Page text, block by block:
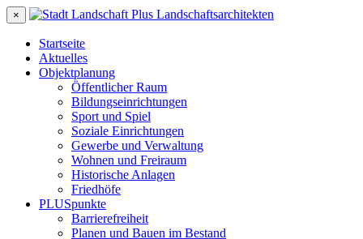
×
Startseite
Aktuelles
Objektplanung
Öffentlicher Raum
Bildungseinrichtungen
Sport und Spiel
Soziale Einrichtungen
Gewerbe und Verwaltung
Wohnen und Freiraum
Historische Anlagen
Friedhöfe
PLUSpunkte
Barrierefreiheit
Planen und Bauen im Bestand